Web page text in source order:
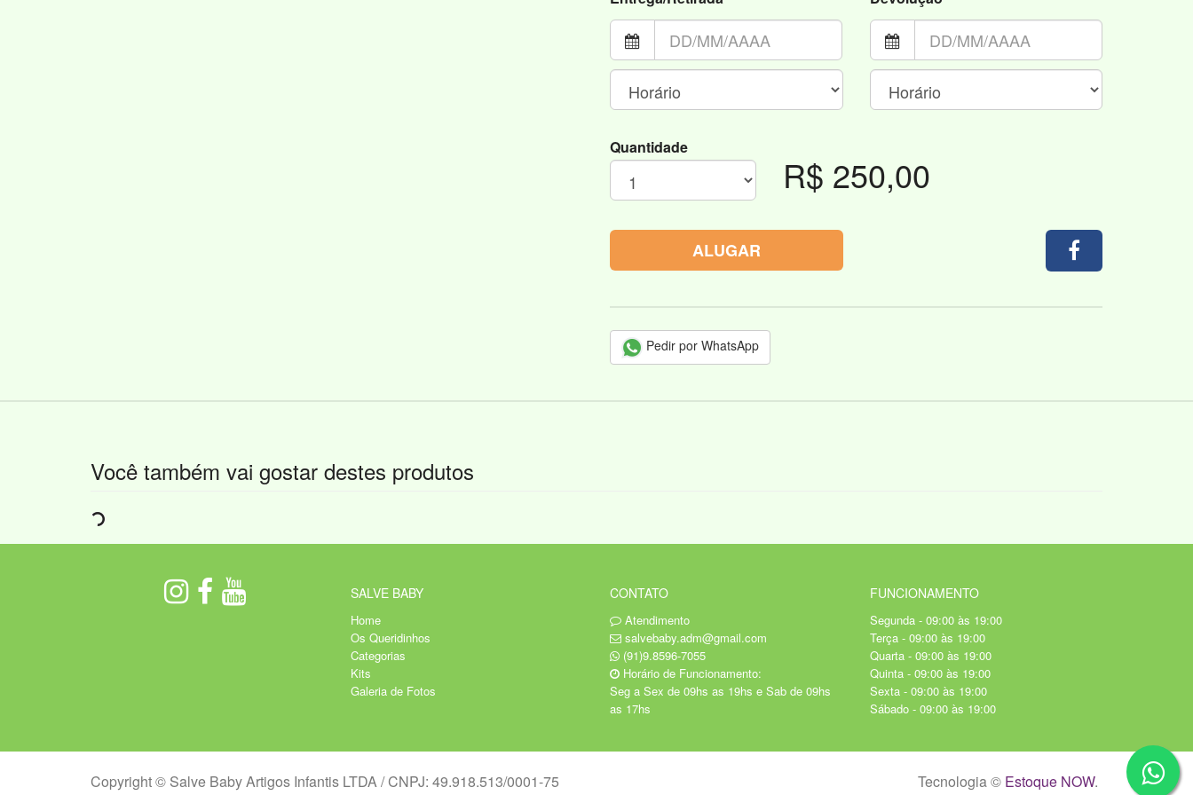
Quantidade
R$ 250,00
ALUGAR
Pedir por WhatsApp
Você também vai gostar destes produtos
SALVE BABY
Home
Os Queridinhos
Categorias
Kits
Galeria de Fotos
CONTATO
Atendimento
salvebaby.adm@gmail.com
(91)9.8596-7055
Horário de Funcionamento:
Seg a Sex de 09hs as 19hs e Sab de 09hs
as 17hs
FUNCIONAMENTO
Segunda - 09:00 às 19:00
Terça - 09:00 às 19:00
Quarta - 09:00 às 19:00
Quinta - 09:00 às 19:00
Sexta - 09:00 às 19:00
Sábado - 09:00 às 19:00
Copyright © Salve Baby Artigos Infantis LTDA / CNPJ: 49.918.513/0001-75 Tecnologia © Estoque NOW.